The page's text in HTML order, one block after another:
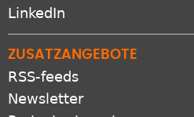
LinkedIn
ZUSATZANGEBOTE
RSS-feeds
Newsletter